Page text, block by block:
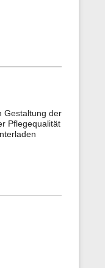
Gestaltung der
Pflegequalität